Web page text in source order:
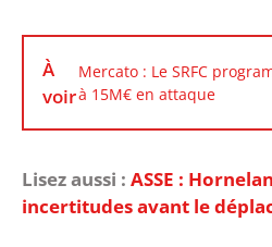
À
voir
Mercato : Le SRFC
à 15M€ en attaque
Lisez aussi : ASSE :
incertitudes avant le